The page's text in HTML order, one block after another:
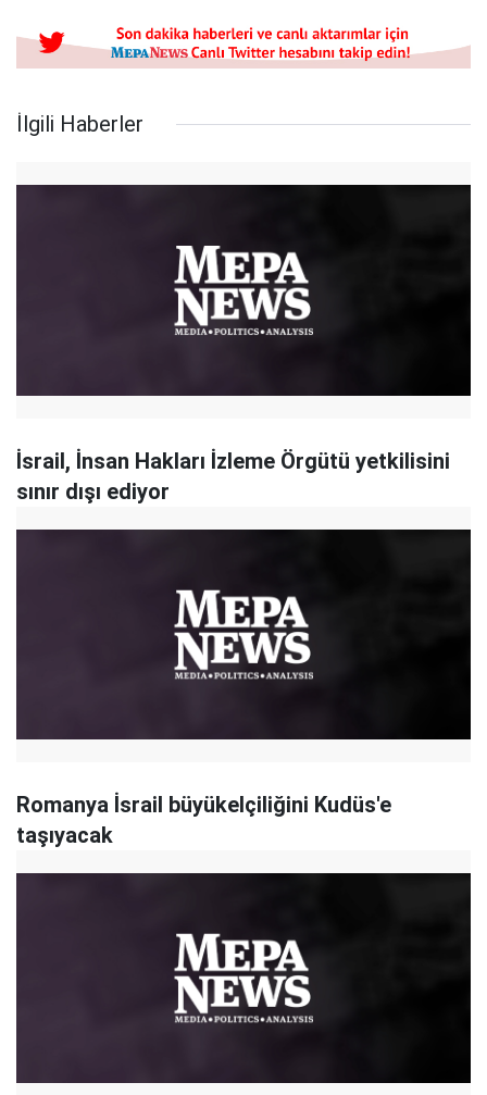
İlgili Haberler
İsrail, İnsan Hakları İzleme Örgütü yetkilisini
sınır dışı ediyor
Romanya İsrail büyükelçiliğini Kudüs'e
taşıyacak